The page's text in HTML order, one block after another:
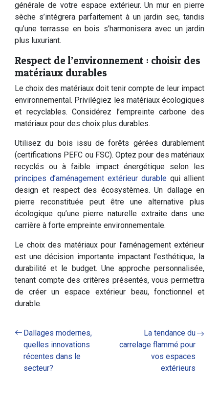
générale de votre espace extérieur. Un mur en pierre
sèche s’intégrera parfaitement à un jardin sec, tandis
qu’une terrasse en bois s’harmonisera avec un jardin
plus luxuriant.
Respect de l’environnement : choisir des
matériaux durables
Le choix des matériaux doit tenir compte de leur impact
environnemental. Privilégiez les matériaux écologiques
et recyclables. Considérez l’empreinte carbone des
matériaux pour des choix plus durables.
Utilisez du bois issu de forêts gérées durablement
(certifications PEFC ou FSC). Optez pour des matériaux
recyclés ou à faible impact énergétique selon les
principes d’aménagement extérieur durable qui allient
design et respect des écosystèmes. Un dallage en
pierre reconstituée peut être une alternative plus
écologique qu’une pierre naturelle extraite dans une
carrière à forte empreinte environnementale.
Le choix des matériaux pour l’aménagement extérieur
est une décision importante impactant l’esthétique, la
durabilité et le budget. Une approche personnalisée,
tenant compte des critères présentés, vous permettra
de créer un espace extérieur beau, fonctionnel et
durable.
Dallages modernes,
quelles innovations
récentes dans le
secteur?
La tendance du
carrelage flammé pour
vos espaces
extérieurs